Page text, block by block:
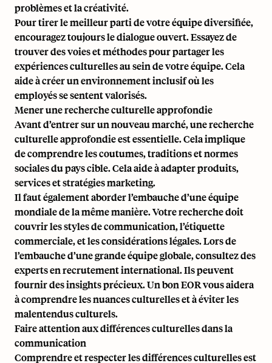
problèmes et la créativité.
Pour tirer le meilleur parti de votre équipe diversifiée,
encouragez toujours le dialogue ouvert. Essayez de
trouver des voies et méthodes pour partager les
expériences culturelles au sein de votre équipe. Cela
aide à créer un environnement inclusif où les
employés se sentent valorisés.
Mener une recherche culturelle approfondie
Avant d’entrer sur un nouveau marché, une recherche
culturelle approfondie est essentielle. Cela implique
de comprendre les coutumes, traditions et normes
sociales du pays cible. Cela aide à adapter produits,
services et stratégies marketing.
Il faut également aborder l’embauche d’une équipe
mondiale de la même manière. Votre recherche doit
couvrir les styles de communication, l’étiquette
commerciale, et les considérations légales. Lors de
l’embauche d’une grande équipe globale, consultez des
experts en recrutement international. Ils peuvent
fournir des insights précieux. Un bon EOR vous aidera
à comprendre les nuances culturelles et à éviter les
malentendus culturels.
Faire attention aux différences culturelles dans la
communication
Comprendre et respecter les différences culturelles est